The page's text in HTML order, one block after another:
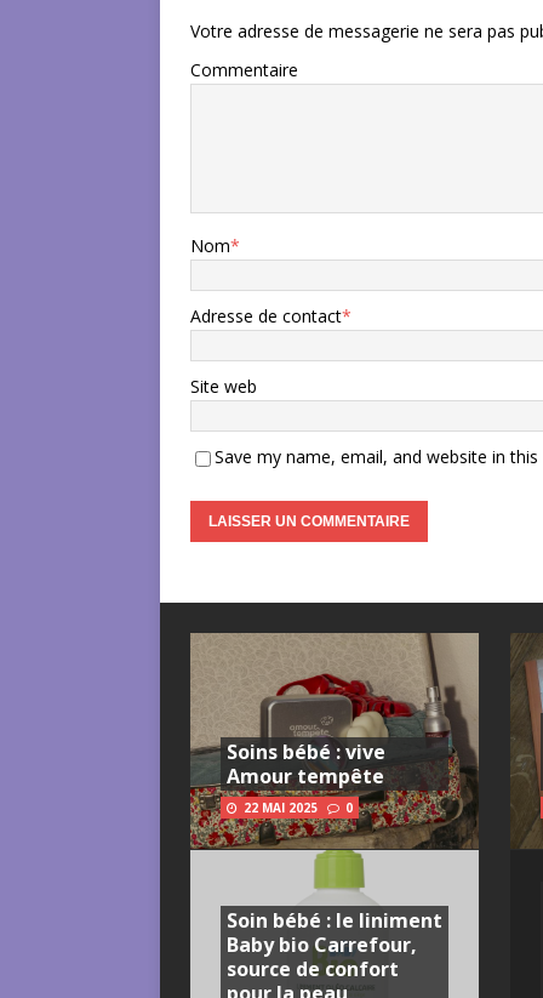
Votre adresse de messagerie ne sera pas
Commentaire
Nom*
Adresse de contact*
Site web
Save my name, email, and website in
Soins bébé : vive
Amour tempête
22 MAI 2025 0
Soin bébé : le liniment
Baby bio Carrefour,
source de confort